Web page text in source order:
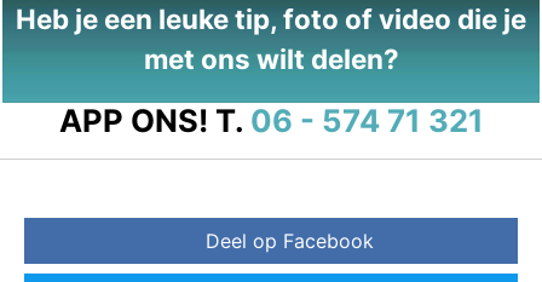
Heb je een leuke tip, foto of video die je
met ons wilt delen?
APP ONS! T. 06 - 574 71 321
Deel op Facebook